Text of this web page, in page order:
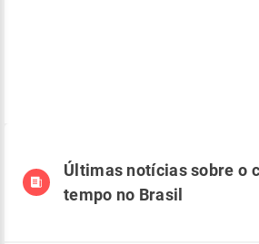
Últimas notícias sobre o
tempo no Brasil